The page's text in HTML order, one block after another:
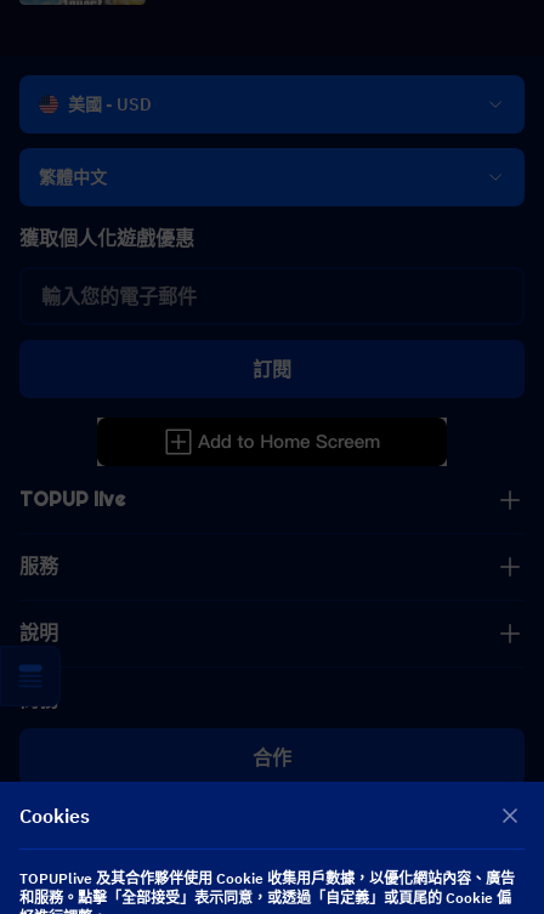
美國 - USD
繁體中文
TOPUP live
服務
說明
商務
合作
[email protected]
[email protected]
獲取個人化遊戲優惠
訂閱
Cookies
TOPUPlive 及其合作夥伴使用 Cookie 收集用戶數據，以優化網站內容、廣告
和服務。點擊「全部接受」表示同意，或透過「自定義」或頁尾的 Cookie 偏